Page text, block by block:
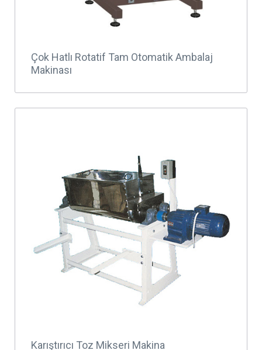
Çok Hatlı Rotatif Tam Otomatik Ambalaj
Makinası
Karıştırıcı Toz Mikseri Makina